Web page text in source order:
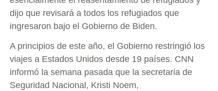
dijo que revisará a todos los refugiados que
ingresaron bajo el Gobierno de Biden.
A principios de este año, el Gobierno restringió los
viajes a Estados Unidos desde 19 países. CNN
informó la semana pasada que la secretaria de
Seguridad Nacional, Kristi Noem,